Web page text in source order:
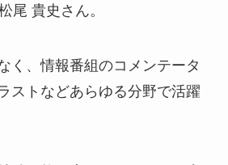
尾 貴史さん。
く、情報番組のコメンテータ
ストなどあらゆる分野で活躍